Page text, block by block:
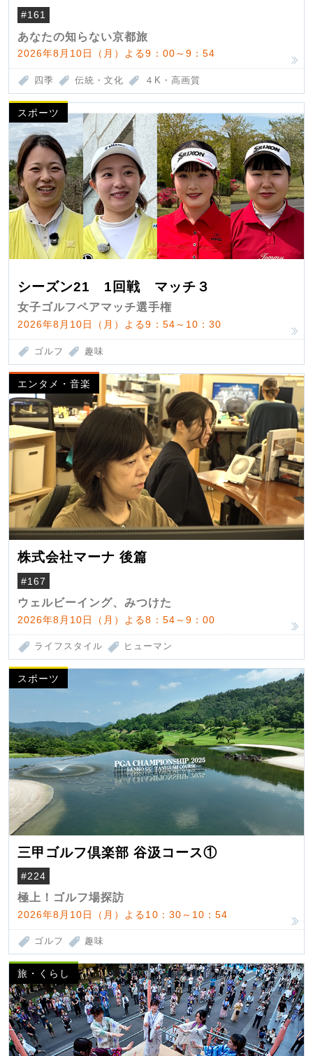
#161
あなたの知らない京都旅
2026年8月10日（月）よる9：00～9：54
四季 伝統・文化 ４K・高画質
スポーツ
シーズン21 1回戦 マッチ３
女子ゴルフペアマッチ選手権
2026年8月10日（月）よる9：54～10：30
ゴルフ 趣味
エンタメ・音楽
株式会社マーナ 後篇
#167
ウェルビーイング、みつけた
2026年8月10日（月）よる8：54～9：00
ライフスタイル ヒューマン
スポーツ
三甲ゴルフ倶楽部 谷汲コース①
#224
極上！ゴルフ場探訪
2026年8月10日（月）よる10：30～10：54
ゴルフ 趣味
旅・くらし